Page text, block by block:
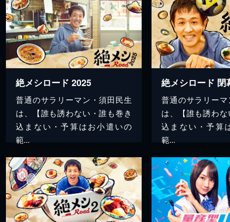
絶メシロード 2025
普通のサラリーマン・須田民生
は、【誰も誘わない・誰も巻き
込まない・予算はお小遣いの
範...
絶メシロード 閉
普通のサラリー
は、【誰も誘わ
込まない・予算
範...